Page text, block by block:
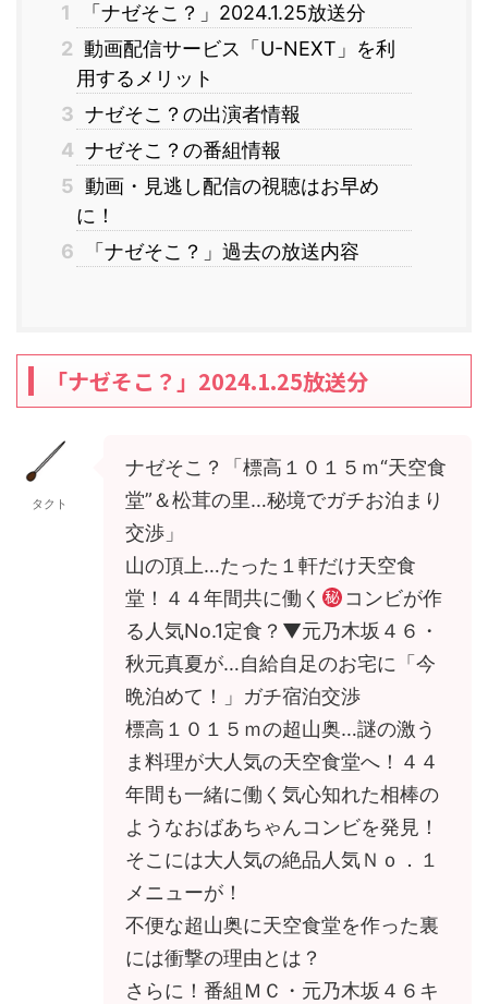
1
「ナゼそこ？」2024.1.25放送分
2 動画配信サービス「U-NEXT」を利
用するメリット
3 ナゼそこ？の出演者情報
4 ナゼそこ？の番組情報
5 動画・見逃し配信の視聴はお早め
に！
6
「ナゼそこ？」過去の放送内容
「ナゼそこ？」2024.1.25放送分
タクト
ナゼそこ？「標高１０１５ｍ“天空食
堂”＆松茸の里…秘境でガチお泊まり
交渉」
山の頂上…たった１軒だけ天空食
堂！４４年間共に働く
コンビが作
る人気No.1定食？▼元乃木坂４６・
秋元真夏が…自給自足のお宅に「今
晩泊めて！」ガチ宿泊交渉
標高１０１５ｍの超山奥…謎の激う
ま料理が大人気の天空食堂へ！４４
年間も一緒に働く気心知れた相棒の
ようなおばあちゃんコンビを発見！
そこには大人気の絶品人気Ｎｏ．１
メニューが！
不便な超山奥に天空食堂を作った裏
には衝撃の理由とは？
さらに！番組ＭＣ・元乃木坂４６キ